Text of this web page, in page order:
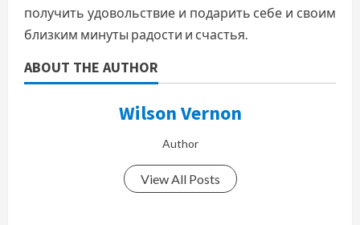
получить удовольствие и подарить себе и своим
близким минуты радости и счастья.
ABOUT THE AUTHOR
Wilson Vernon
Author
View All Posts